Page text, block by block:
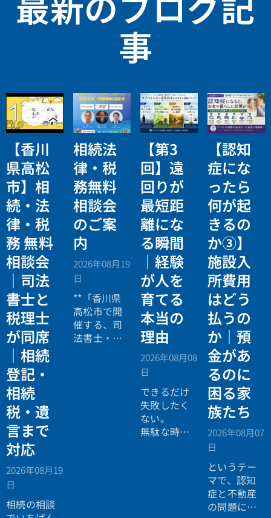
事
【香川
県高松
市】相
続・法
律・税
務 無料
相談会
｜司法
書士と
税理士
が同席
｜相続
登記・
相続
税・遺
言まで
対応
2026年08月19
日
相続の相談
相続法
律・税
務無料
相談会
のご案
内
2026年08月19
日
**「香川県
高松市で開
催する、司
法書士・税
【第3
回】遠
回りが
最短距
離にな
る瞬間
｜経験
が人を
育てる
本当の
理由
2026年08月08
日
できるだけ
失敗したく
ない。
無駄な時間
【認知
症にな
ったら
何が起
きるの
か③】
施設入
所費用
はどう
払うの
か｜預
金があ
るのに
困る家
族たち
2026年08月07
日
というテー
マで、認知
症と不動産
の問題につ